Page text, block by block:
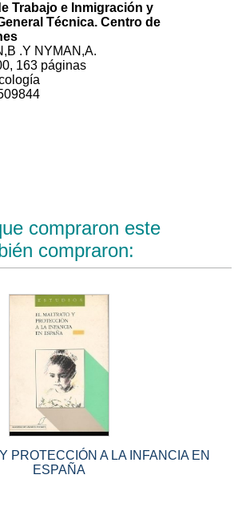
Trabajo e Inmigración y
Técnica. Centro de
.Y NYMAN,A.
163 páginas
compraron este
compraron:
PROTECCIÓN A LA INFANCIA EN
ESPAÑA